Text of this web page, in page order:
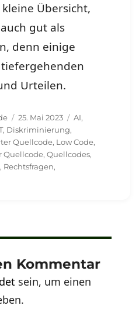
Übersicht,
gut als
denn einige
Urteilen.
Veröffentlicht
am
25. Mai 2023 Schlagwörter
AI,
, Diskriminierung,
Quellcode, Low Code,
Quellcode,Quellcodes,
, Rechtsfragen,
Kommentar
sein, um einen